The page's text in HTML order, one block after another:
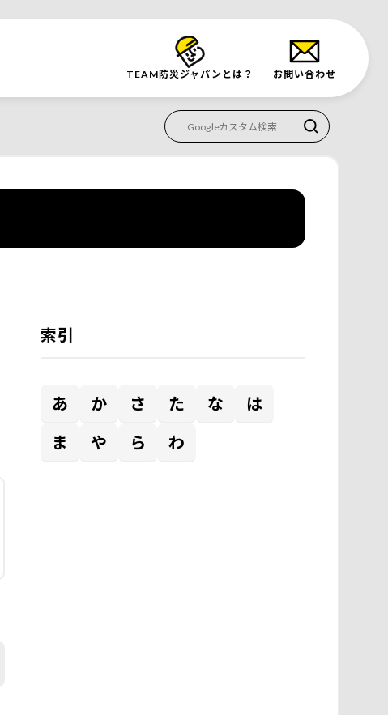
TEAM防災ジャパンとは？ お問い合わせ
索引
あ か さ た な
は
ま
や ら わ